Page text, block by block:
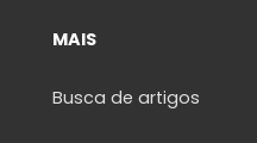
MAIS
Busca de artigos